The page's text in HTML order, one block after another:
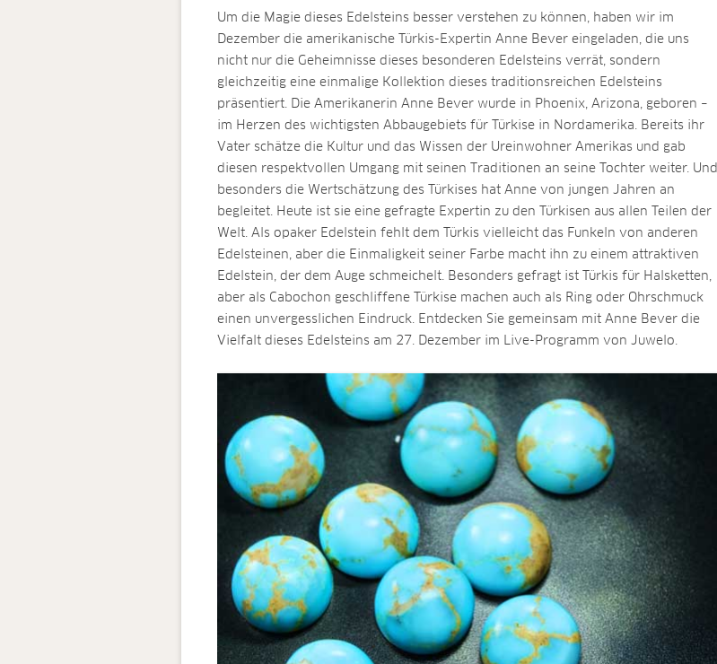
Um die Magie dieses Edelsteins besser verstehen zu können, haben wir im
Dezember die amerikanische Türkis-Expertin Anne Bever eingeladen, die uns
nicht nur die Geheimnisse dieses besonderen Edelsteins verrät, sondern
gleichzeitig eine einmalige Kollektion dieses traditionsreichen Edelsteins
präsentiert. Die Amerikanerin Anne Bever wurde in Phoenix, Arizona, geboren –
im Herzen des wichtigsten Abbaugebiets für Türkise in Nordamerika. Bereits ihr
Vater schätze die Kultur und das Wissen der Ureinwohner Amerikas und gab
diesen respektvollen Umgang mit seinen Traditionen an seine Tochter weiter. Und
besonders die Wertschätzung des Türkises hat Anne von jungen Jahren an
begleitet. Heute ist sie eine gefragte Expertin zu den Türkisen aus allen Teilen der
Welt. Als opaker Edelstein fehlt dem Türkis vielleicht das Funkeln von anderen
Edelsteinen, aber die Einmaligkeit seiner Farbe macht ihn zu einem attraktiven
Edelstein, der dem Auge schmeichelt. Besonders gefragt ist Türkis für Halsketten,
aber als Cabochon geschliffene Türkise machen auch als Ring oder Ohrschmuck
einen unvergesslichen Eindruck. Entdecken Sie gemeinsam mit Anne Bever die
Vielfalt dieses Edelsteins am 27. Dezember im Live-Programm von Juwelo.